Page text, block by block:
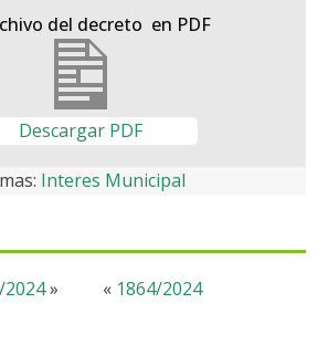
del decreto en PDF
Descargar PDF
Interes Municipal
« 1864/2024
2024»